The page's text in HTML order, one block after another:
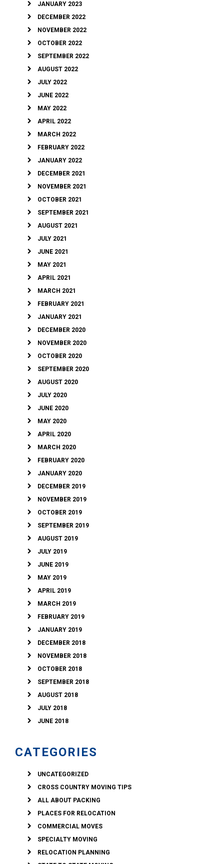
JANUARY 2023
DECEMBER 2022
NOVEMBER 2022
OCTOBER 2022
SEPTEMBER 2022
AUGUST 2022
JULY 2022
JUNE 2022
MAY 2022
APRIL 2022
MARCH 2022
FEBRUARY 2022
JANUARY 2022
DECEMBER 2021
NOVEMBER 2021
OCTOBER 2021
SEPTEMBER 2021
AUGUST 2021
JULY 2021
JUNE 2021
MAY 2021
APRIL 2021
MARCH 2021
FEBRUARY 2021
JANUARY 2021
DECEMBER 2020
NOVEMBER 2020
OCTOBER 2020
SEPTEMBER 2020
AUGUST 2020
JULY 2020
JUNE 2020
MAY 2020
APRIL 2020
MARCH 2020
FEBRUARY 2020
JANUARY 2020
DECEMBER 2019
NOVEMBER 2019
OCTOBER 2019
SEPTEMBER 2019
AUGUST 2019
JULY 2019
JUNE 2019
MAY 2019
APRIL 2019
MARCH 2019
FEBRUARY 2019
JANUARY 2019
DECEMBER 2018
NOVEMBER 2018
OCTOBER 2018
SEPTEMBER 2018
AUGUST 2018
JULY 2018
JUNE 2018
CATEGORIES
UNCATEGORIZED
CROSS COUNTRY MOVING TIPS
ALL ABOUT PACKING
PLACES FOR RELOCATION
COMMERCIAL MOVES
SPECIALTY MOVING
RELOCATION PLANNING